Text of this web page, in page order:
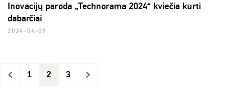
Inovacijų paroda „Technorama 2024“ kviečia kurti
dabarčiai
2024-04-09
< 1 2 3 >